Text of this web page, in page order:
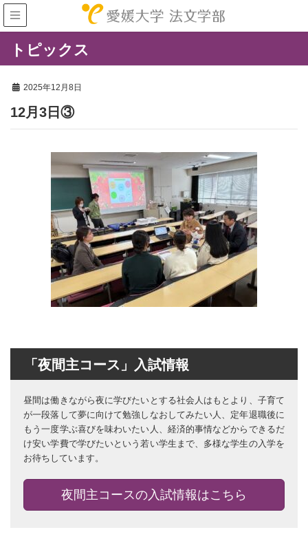
トピックス
2025年12月8日
12月3日③
「夜間主コース」入試情報
昼間は働きながら夜に学びたいとする社会人はもとより、子育て
が一段落して夢に向けて勉強しなおしてみたい人、定年退職後に
もう一度学ぶ喜びを味わいたい人、経済的事情などからできるだ
け安い学費で学びたいという若い学生まで、多様な学生の入学を
お待ちしています。
夜間主コースの入試情報はこちら